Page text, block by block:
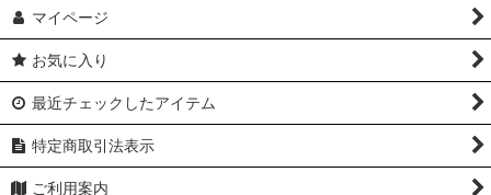
マイページ
お気に入り
最近チェックしたアイテム
特定商取引法表示
ご利用案内